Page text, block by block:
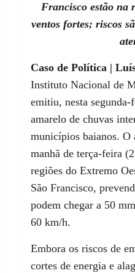
Francisco estão na
ventos fortes; riscos
Caso de Política |
Instituto Nacional de
emitiu, nesta
amarelo de chuvas
municípios baianos. O
manhã de terça-feira
regiões do Extremo
São Francisco,
podem chegar a 50
60 km/h.
Embora os riscos de
cortes de energia e